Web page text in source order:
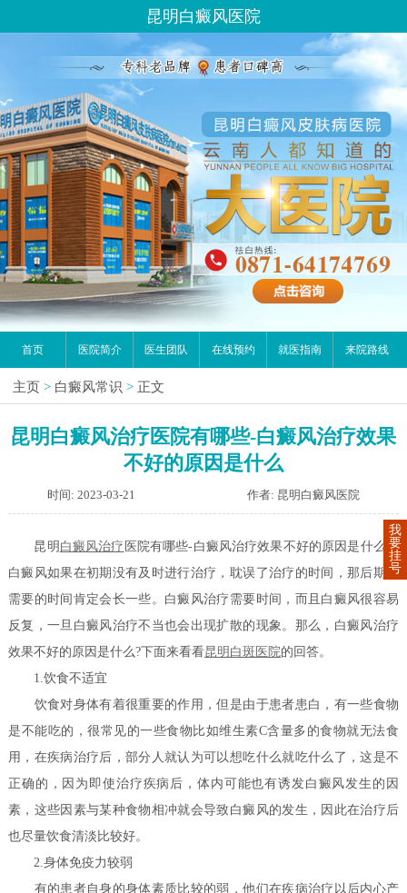
昆明白癜风医院
首页 医院简介 医生团队 在线预约 就医指南 来院路线
主页 > 白癜风常识 > 正文
昆明白癜风治疗医院有哪些-白癜风治疗效果
不好的原因是什么
时间: 2023-03-21 作者: 昆明白癜风医院
昆明 白癜风治疗 医院有哪些-白癜风治疗效果不好的原因是什么？
白癜风如果在初期没有及时进行治疗，耽误了治疗的时间，那后期所
需要的时间肯定会长一些。白癜风治疗需要时间，而且白癜风很容易
反复，一旦白癜风治疗不当也会出现扩散的现象。那么，白癜风治疗
效果不好的原因是什么?下面来看看昆明白斑医院的回答。
1.饮食不适宜
饮食对身体有着很重要的作用，但是由于患者患白，有一些食物
是不能吃的，很常见的一些食物比如维生素C含量多的食物就无法食
用，在疾病治疗后，部分人就认为可以想吃什么就吃什么了，这是不
正确的，因为即使治疗疾病后，体内可能也有诱发白癜风发生的因
素，这些因素与某种食物相冲就会导致白癜风的发生，因此在治疗后
也尽量饮食清淡比较好。
2.身体免疫力较弱
有的患者自身的身体素质比较的弱，他们在疾病治疗以后内心产
我
要
挂
号